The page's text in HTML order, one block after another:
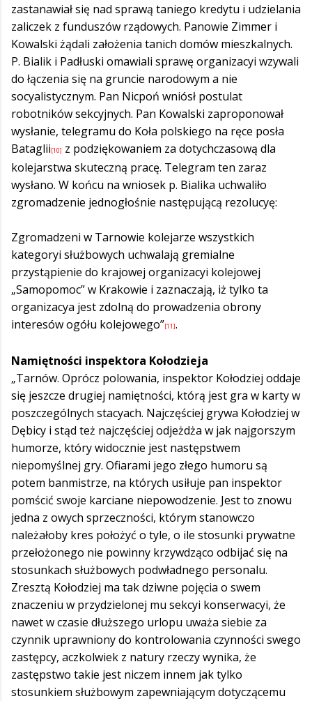
zastanawiał się nad sprawą taniego kredytu i udzielania
zaliczek z funduszów rządowych. Panowie Zimmer i
Kowalski żądali założenia tanich domów mieszkalnych.
P. Bialik i Padłuski omawiali sprawę organizacyi wzywali
do łączenia się na gruncie narodowym a nie
socyalistycznym. Pan Nicpoń wniósł postulat
robotników sekcyjnych. Pan Kowalski zaproponował
wysłanie, telegramu do Koła polskiego na ręce posła
Bataglii[10] z podziękowaniem za dotychczasową dla
kolejarstwa skuteczną pracę. Telegram ten zaraz
wysłano. W końcu na wniosek p. Bialika uchwaliło
zgromadzenie jednogłośnie następującą rezolucyę:
Zgromadzeni w Tarnowie kolejarze wszystkich
kategoryi służbowych uchwalają gremialne
przystąpienie do krajowej organizacyi kolejowej
„Samopomoc” w Krakowie i zaznaczają, iż tylko ta
organizacya jest zdolną do prowadzenia obrony
interesów ogółu kolejowego”[11].
Namiętności inspektora Kołodzieja
„Tarnów. Oprócz polowania, inspektor Kołodziej oddaje
się jeszcze drugiej namiętności, którą jest gra w karty w
poszczególnych stacyach. Najczęściej grywa Kołodziej w
Dębicy i stąd też najczęściej odjeżdża w jak najgorszym
humorze, który widocznie jest następstwem
niepomyślnej gry. Ofiarami jego złego humoru są
potem banmistrze, na których usiłuje pan inspektor
pomścić swoje karciane niepowodzenie. Jest to znowu
jedna z owych sprzeczności, którym stanowczo
należałoby kres położyć o tyle, o ile stosunki prywatne
przełożonego nie powinny krzywdząco odbijać się na
stosunkach służbowych podwładnego personalu.
Zresztą Kołodziej ma tak dziwne pojęcia o swem
znaczeniu w przydzielonej mu sekcyi konserwacyi, że
nawet w czasie dłuższego urlopu uważa siebie za
czynnik uprawniony do kontrolowania czynności swego
zastępcy, aczkolwiek z natury rzeczy wynika, że
zastępstwo takie jest niczem innem jak tylko
stosunkiem służbowym zapewniającym dotyczącemu